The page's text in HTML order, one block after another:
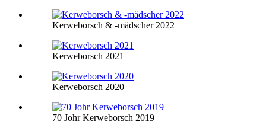
Kerweborsch & -mädscher 2022
Kerweborsch 2021
Kerweborsch 2020
70 Johr Kerweborsch 2019